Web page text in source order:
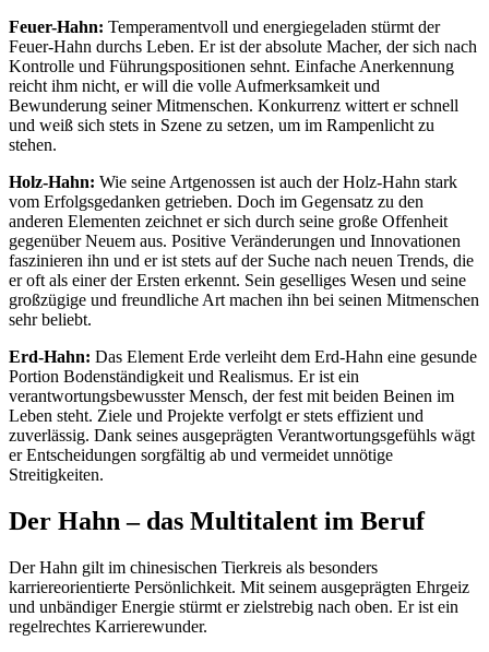
Feuer-Hahn: Temperamentvoll und energiegeladen stürmt der
Feuer-Hahn durchs Leben. Er ist der absolute Macher, der sich nach
Kontrolle und Führungspositionen sehnt. Einfache Anerkennung
reicht ihm nicht, er will die volle Aufmerksamkeit und
Bewunderung seiner Mitmenschen. Konkurrenz wittert er schnell
und weiß sich stets in Szene zu setzen, um im Rampenlicht zu
stehen.
Holz-Hahn: Wie seine Artgenossen ist auch der Holz-Hahn stark
vom Erfolgsgedanken getrieben. Doch im Gegensatz zu den
anderen Elementen zeichnet er sich durch seine große Offenheit
gegenüber Neuem aus. Positive Veränderungen und Innovationen
faszinieren ihn und er ist stets auf der Suche nach neuen Trends, die
er oft als einer der Ersten erkennt. Sein geselliges Wesen und seine
großzügige und freundliche Art machen ihn bei seinen Mitmenschen
sehr beliebt.
Erd-Hahn: Das Element Erde verleiht dem Erd-Hahn eine gesunde
Portion Bodenständigkeit und Realismus. Er ist ein
verantwortungsbewusster Mensch, der fest mit beiden Beinen im
Leben steht. Ziele und Projekte verfolgt er stets effizient und
zuverlässig. Dank seines ausgeprägten Verantwortungsgefühls wägt
er Entscheidungen sorgfältig ab und vermeidet unnötige
Streitigkeiten.
Der Hahn – das Multitalent im Beruf
Der Hahn gilt im chinesischen Tierkreis als besonders
karriereorientierte Persönlichkeit. Mit seinem ausgeprägten Ehrgeiz
und unbändiger Energie stürmt er zielstrebig nach oben. Er ist ein
regelrechtes Karrierewunder.